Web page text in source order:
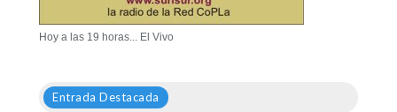
Hoy a las 19 horas... El Vivo
Entrada Destacada